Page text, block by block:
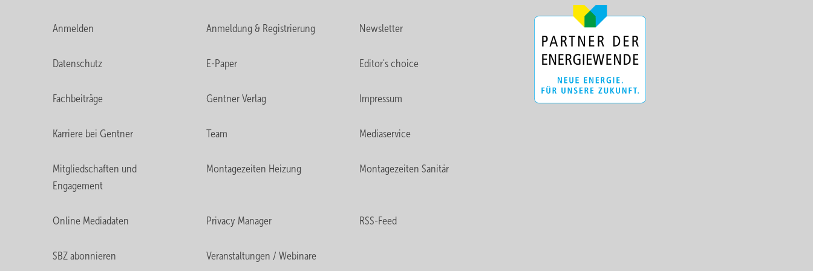
Anmelden Anmeldung & Registrierung Newsletter
Datenschutz E-Paper Editor's choice
Fachbeiträge Gentner Verlag Impressum
Karriere bei Gentner Team Mediaservice
Mitgliedschaften und
Engagement
Montagezeiten Heizung Montagezeiten Sanitär
Online Mediadaten Privacy Manager RSS-Feed
SBZ abonnieren Veranstaltungen / Webinare